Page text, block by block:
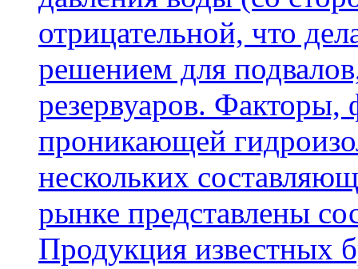
отрицательной, что
решением для
резервуаров.
проникающей
нескольких
рынке представлены
Продукция известных